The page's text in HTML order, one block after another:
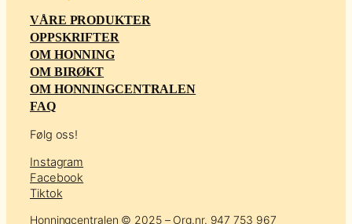
VÅRE PRODUKTER
OPPSKRIFTER
OM HONNING
OM BIRØKT
OM HONNINGCENTRALEN
FAQ
Følg oss!
Instagram
Facebook
Tiktok
Honningcentralen © 2025 – Org.nr. 947 753 967